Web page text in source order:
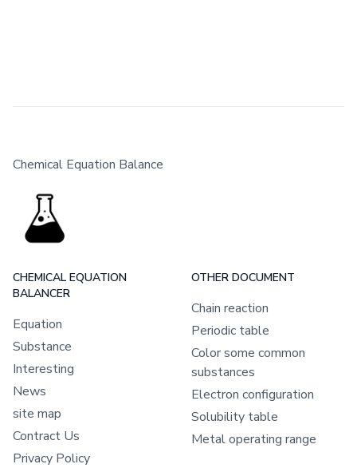
Chemical Equation Balance
CHEMICAL EQUATION
BALANCER
Equation
Substance
Interesting
News
site map
Contract Us
Privacy Policy
OTHER DOCUMENT
Chain reaction
Periodic table
Color some common
substances
Electron configuration
Solubility table
Metal operating range